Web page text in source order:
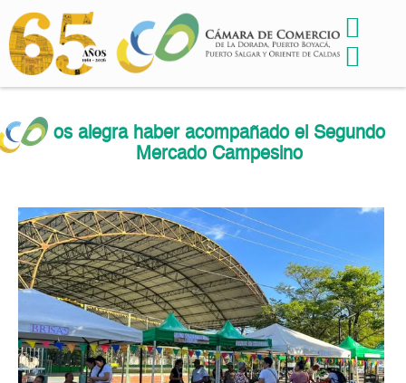
os alegra haber acompañado el Segundo
Mercado Campesino